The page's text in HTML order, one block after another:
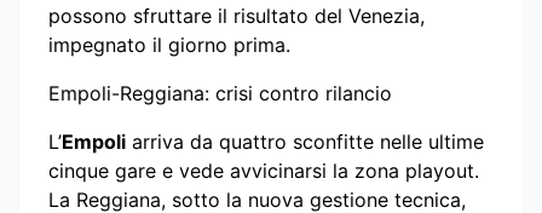
possono sfruttare il risultato del Venezia,
impegnato il giorno prima.
Empoli-Reggiana: crisi contro rilancio
L’Empoli arriva da quattro sconfitte nelle ultime
cinque gare e vede avvicinarsi la zona playout.
La Reggiana, sotto la nuova gestione tecnica,